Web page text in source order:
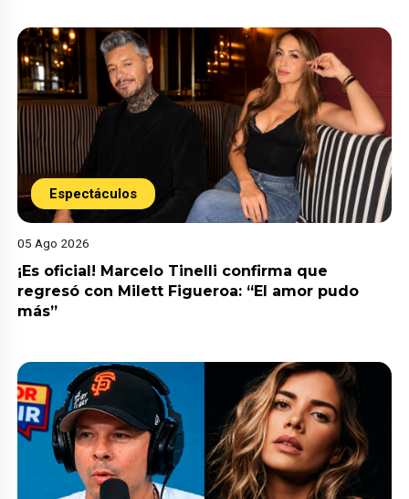
Espectáculos
05 Ago 2026
¡Es oficial! Marcelo Tinelli confirma que
regresó con Milett Figueroa: “El amor pudo
más”